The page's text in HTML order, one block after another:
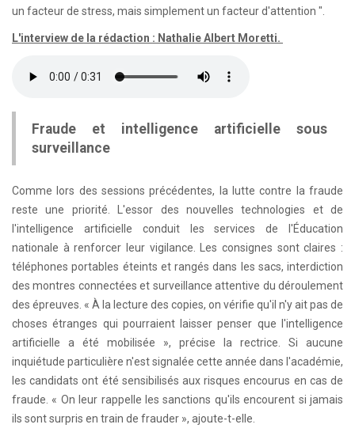
un facteur de stress, mais simplement un facteur d'attention ".
L'interview de la rédaction : Nathalie Albert Moretti.
Fraude et intelligence artificielle sous
surveillance
Comme lors des sessions précédentes, la lutte contre la fraude
reste une priorité. L'essor des nouvelles technologies et de
l'intelligence artificielle conduit les services de l'Éducation
nationale à renforcer leur vigilance. Les consignes sont claires :
téléphones portables éteints et rangés dans les sacs, interdiction
des montres connectées et surveillance attentive du déroulement
des épreuves. « À la lecture des copies, on vérifie qu'il n'y ait pas de
choses étranges qui pourraient laisser penser que l'intelligence
artificielle a été mobilisée », précise la rectrice. Si aucune
inquiétude particulière n'est signalée cette année dans l'académie,
les candidats ont été sensibilisés aux risques encourus en cas de
fraude. « On leur rappelle les sanctions qu'ils encourent si jamais
ils sont surpris en train de frauder », ajoute-t-elle.